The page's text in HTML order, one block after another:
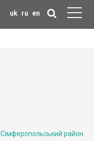
uk ru en
Сімферопольський район